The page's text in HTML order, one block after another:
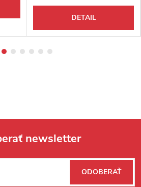
DETAIL
newsletter
ODOBERAŤ